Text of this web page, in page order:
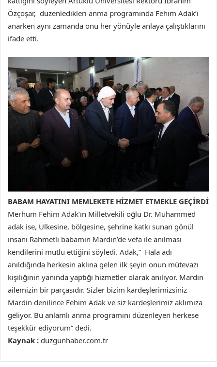
Özçoşar, düzenledikleri anma programında Fehim Adak’ı
anarken aynı zamanda onu her yönüyle anlaya çalıştıklarını
ifade etti.
BABAM HAYATINI MEMLEKETE HİZMET ETMEKLE GEÇİRDİ
Merhum Fehim Adak’ın Milletvekili oğlu Dr. Muhammed
adak ise, Ülkesine, bölgesine, şehrine katkı sunan gönül
insanı Rahmetli babamın Mardin’de vefa ile anılması
kendilerini mutlu ettiğini söyledi. Adak,” Hala adı
anıldığında herkesin aklına gelen ilk şeyin onun mütevazı
kişiliğinin yanında yaptığı hizmetler olarak anılıyor. Mardin
ailemizin bir parçasıdır. Sizler bizim kardeşlerimizsiniz
Mardin denilince Fehim Adak ve siz kardeşlerimiz aklımıza
geliyor. Bu anlamlı anma programını düzenleyen herkese
teşekkür ediyorum” dedi.
Kaynak : duzgunhaber.com.tr